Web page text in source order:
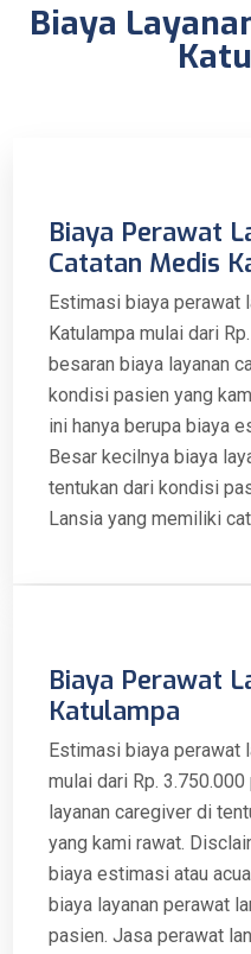
Biaya
Biaya Perawat
Catatan Medis
Estimasi biaya perawat
Katulampa mulai dari
besaran biaya layanan
kondisi pasien yang
ini hanya berupa biaya
Besar kecilnya biaya
tentukan dari kondisi
Lansia yang memiliki
Biaya Perawat
Katulampa
Estimasi biaya perawat
mulai dari Rp.
layanan caregiver di
yang kami rawat.
biaya estimasi atau
biaya layanan perawat
pasien. Jasa perawat